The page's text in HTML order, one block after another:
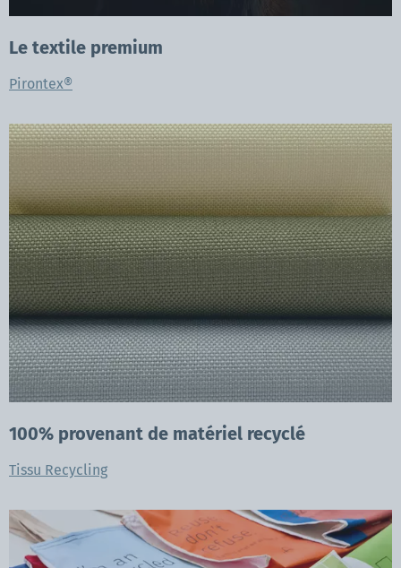
Le textile premium
Pirontex®
100% provenant de matériel recyclé
Tissu Recycling